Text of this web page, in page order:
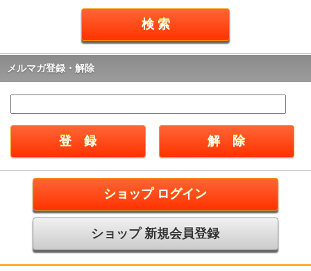
メルマガ登録・解除
ショップ ログイン
ショップ 新規会員登録